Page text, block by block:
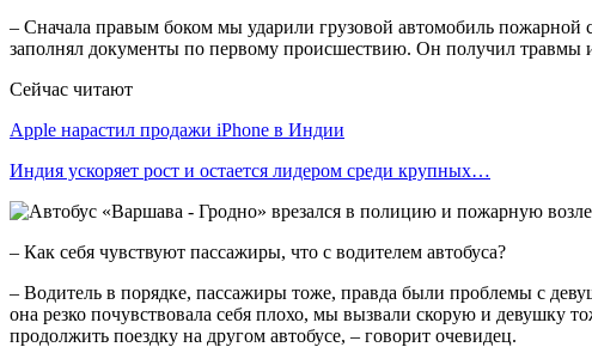
– Сначала правым боком мы ударили грузовой автомобиль
заполнял документы по первому происшествию. Он получил травмы
Сейчас читают
Apple нарастил продажи iPhone в Индии
Индия ускоряет рост и остается лидером среди крупных…
– Как себя чувствуют пассажиры, что с водителем автобуса?
– Водитель в порядке, пассажиры тоже, правда были проблемы с
она резко почувствовала себя плохо, мы вызвали скорую и девушку
продолжить поездку на другом автобусе, – говорит очевидец.